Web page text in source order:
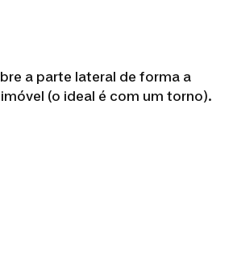
a parte lateral de forma a
(o ideal é com um torno).